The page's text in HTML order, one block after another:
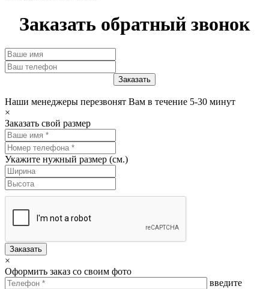
Заказать обратный звонок
Наши менеджеры перезвонят Вам в течение 5-30 минут
×
Заказать свой размер
Укажите нужный размер (см.)
Заказать
×
Оформить заказ со своим фото
введите